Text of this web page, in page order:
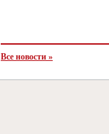
Все новости »